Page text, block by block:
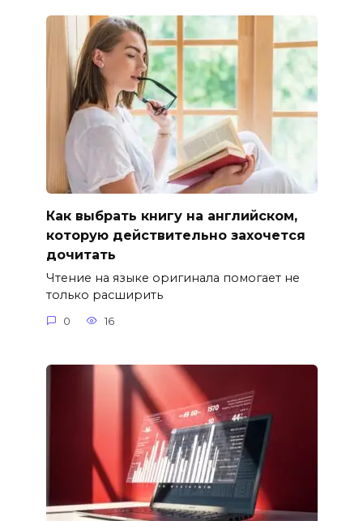
Как выбрать книгу на английском,
которую действительно захочется
дочитать
Чтение на языке оригинала помогает не
только расширить
0 16